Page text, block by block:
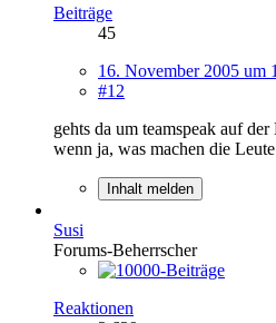
Beiträge
45
16. November 2005 um
#12
gehts da um teamspeak auf der
wenn ja, was machen die
Inhalt melden
Susi
Forums-Beherrscher
Reaktionen